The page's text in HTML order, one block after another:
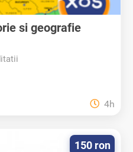
si geografie
4h
150 ron